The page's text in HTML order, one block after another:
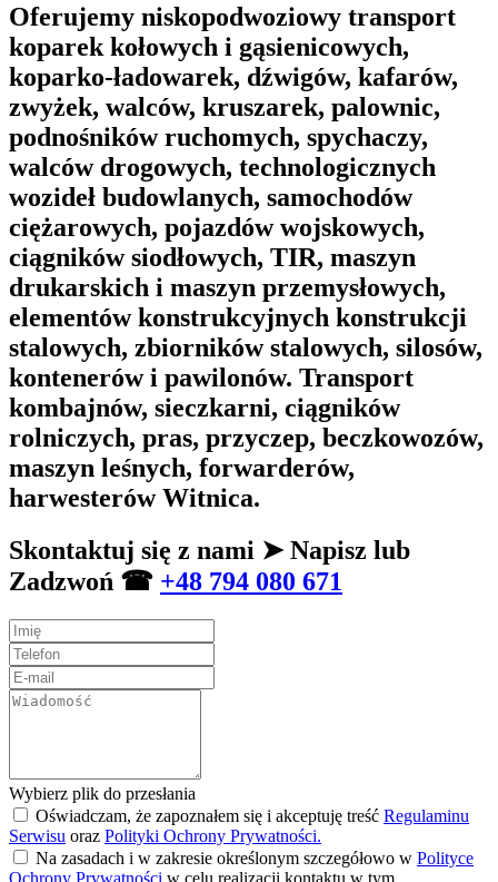
Oferujemy niskopodwoziowy transport
koparek kołowych i gąsienicowych,
koparko-ładowarek, dźwigów, kafarów,
zwyżek, walców, kruszarek, palownic,
podnośników ruchomych, spychaczy,
walców drogowych, technologicznych
wozideł budowlanych, samochodów
ciężarowych, pojazdów wojskowych,
ciągników siodłowych, TIR, maszyn
drukarskich i maszyn przemysłowych,
elementów konstrukcyjnych konstrukcji
stalowych, zbiorników stalowych, silosów,
kontenerów i pawilonów. Transport
kombajnów, sieczkarni, ciągników
rolniczych, pras, przyczep, beczkowozów,
maszyn leśnych, forwarderów,
harwesterów Witnica.
Skontaktuj się z nami ➤ Napisz lub
Zadzwoń ☎ +48 794 080 671
Wybierz plik do przesłania
Oświadczam, że zapoznałem się i akceptuję treść Regulaminu
Serwisu oraz Polityki Ochrony Prywatności.
Na zasadach i w zakresie określonym szczegółowo w Polityce